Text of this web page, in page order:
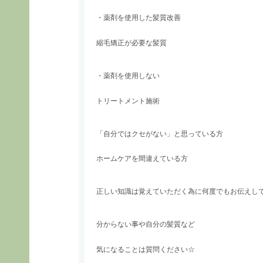
・薬剤を使用した髪質改善
縮毛矯正が必要な髪質
・薬剤を使用しない
トリートメント施術
「自分ではクセがない」と思っている方
ホームケアを間違えている方
正しい知識は覚えていただく為に何度でもお伝えし
分からない事や自分の髪質など
気になることは質問ください☆